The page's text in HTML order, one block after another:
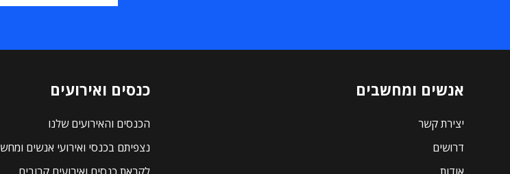
אנשים ומחשבים
יצירת קשר
דרושים
כנסים ואירועים
הכנסים והאירועים שלנו
נצפיתם בכנסי ואירועי אנשים